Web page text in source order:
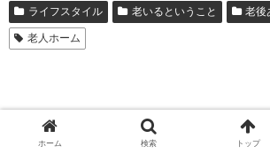
ライフスタイル 老いるということ 老後
老人ホーム
ホーム 検索 トップ